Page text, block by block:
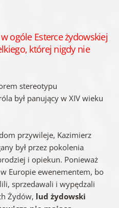
ogóle Esterce żydowskiej
której nigdy nie
stereotypu
był panujący w XIV wieku
przywileje, Kazimierz
był przez pokolenia
i opiekun. Ponieważ
Europie ewenementem, bo
sprzedawali i wypędzali
Żydów, lud żydowski